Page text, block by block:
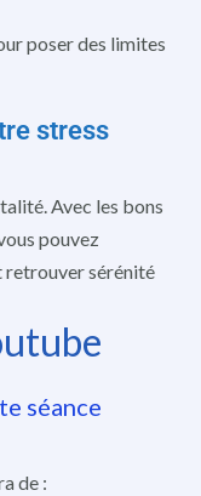
poser des limites
stress
Avec les bons
pouvez
sérénité
séance
de :